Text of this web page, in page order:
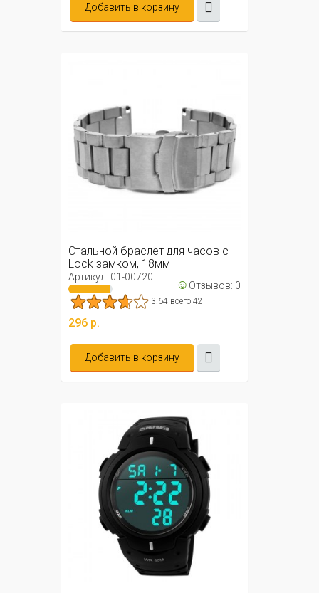
Добавить в корзину
Стальной браслет для часов с
Lock замком, 18мм
Артикул: 01-00720 ☺ Отзывов: 0
3.64 всего 42
296 р.
Добавить в корзину